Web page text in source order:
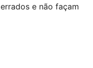
e não façam